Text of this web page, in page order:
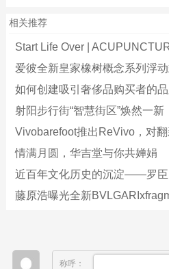
相关推荐
Start Life Over |
爱彼全新皇家橡树概念系列浮
如何创建吸引奢侈品购买者的
射阳步行街“智慧街区”焕然一新
Vivobarefoot推出ReVivo，对
情满月圆，华吉堂与你共婵娟
近百年文化历史的沉淀——罗臣
藤原浩曝光全新
称呼：